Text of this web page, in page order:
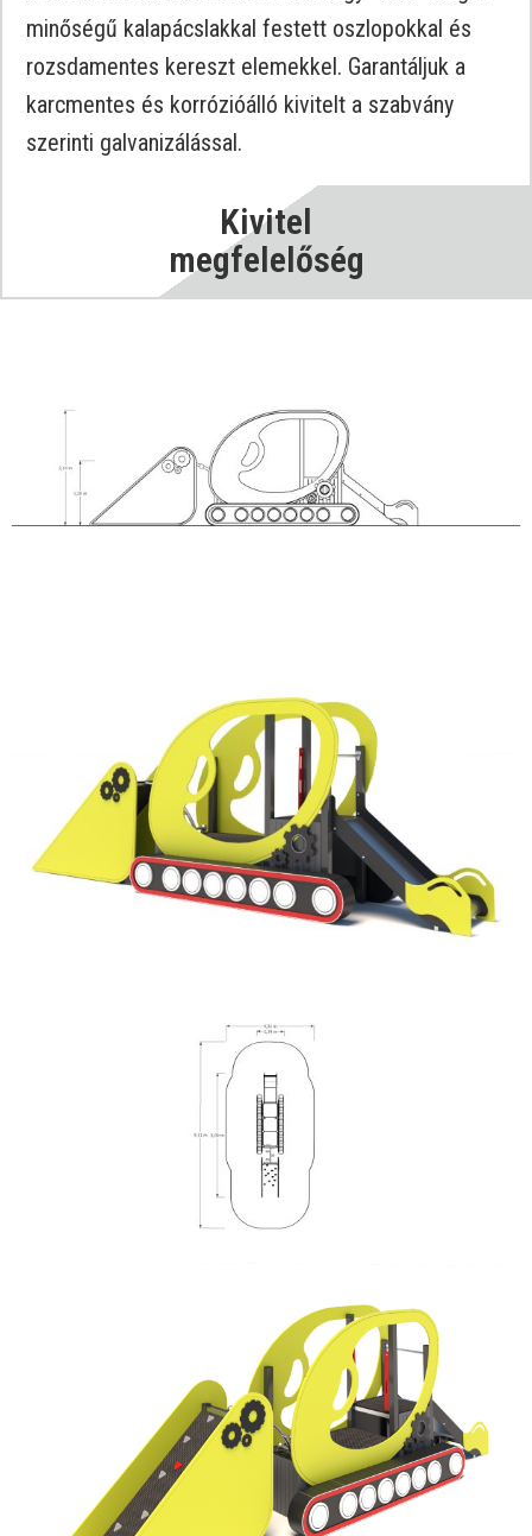
minőségű kalapácslakkal festett oszlopokkal és
rozsdamentes kereszt elemekkel. Garantáljuk a
karcmentes és korrózióálló kivitelt a szabvány
szerinti galvanizálással.
Kivitel
megfelelőség